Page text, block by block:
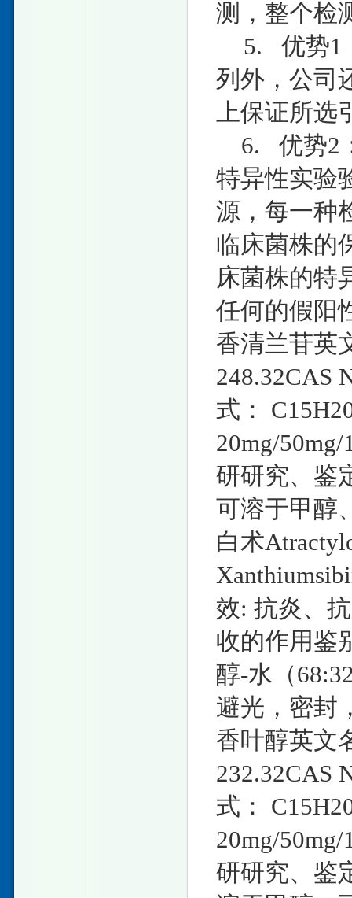
测，整个检
5. 优势1
列外，公司
上保证所选
6. 优势2
特异性实验
源，每一种
临床菌株的
床菌株的特
任何的假阳
香清兰苷英
248.32CAS
式：
20mg/
研研究、鉴
可溶于甲醇
白术
效: 抗炎、
收的作用鉴
醇-水（
避光，密封
香叶醇英文
232.32CAS
式：
20mg/
研研究、鉴